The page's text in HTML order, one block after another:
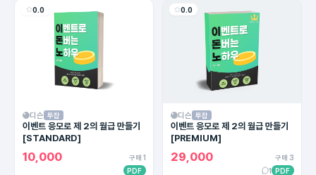
0.0
디슨 투잡
이벤트 응모로 제 2의 월급 만들기
[STANDARD]
10,000
구매 1
PDF
0.0
디슨 투잡
이벤트 응모로 제 2의 월급 만들기
[PREMIUM]
29,000
구매 3
1 PDF